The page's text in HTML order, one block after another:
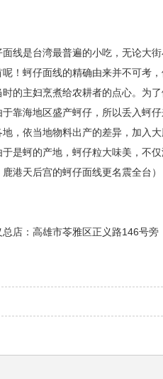
面线是台湾最普遍的小吃，无论大
！蚵仔面线的精确由来并不可考
的主妇烹煮给农耕者的点心。为
靠海地区盛产蚵仔，所以丢入蚵
，依当地物料出产的差异，加入
是蚵的产地，蚵仔粒大味美，不
港天后宫的蚵仔面线更名震全台
总店：高雄市苓雅区正义路146号旁